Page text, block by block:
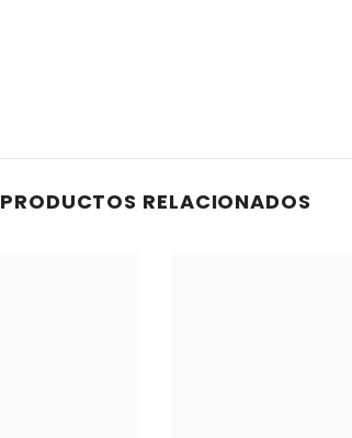
PRODUCTOS RELACIONADOS